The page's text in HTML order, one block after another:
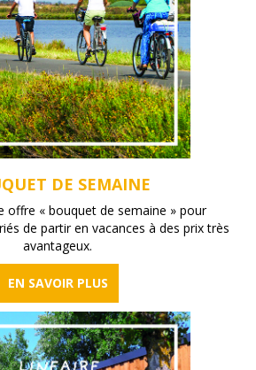
DE SEMAINE
offre « bouquet de semaine » pour
de partir en vacances à des prix très
avantageux.
EN SAVOIR PLUS